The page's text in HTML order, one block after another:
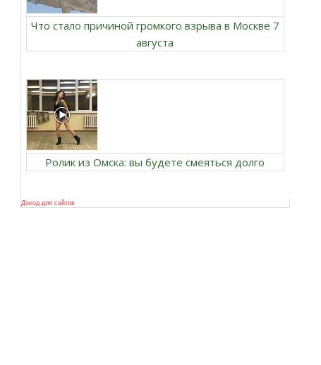
Что стало причиной громкого взрыва в Москве 7
августа
Ролик из Омска: вы будете смеяться долго
Доход для сайтов